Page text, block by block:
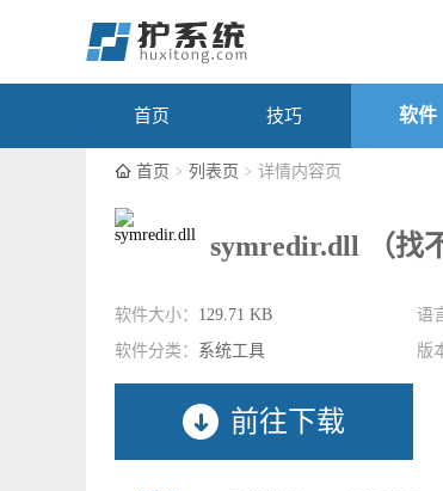
首页 技巧 软件
首页 列表页 详情内容页
symredir.dll （找
软件大小： 129.71 KB 语
软件分类： 系统工具 版
前往下载